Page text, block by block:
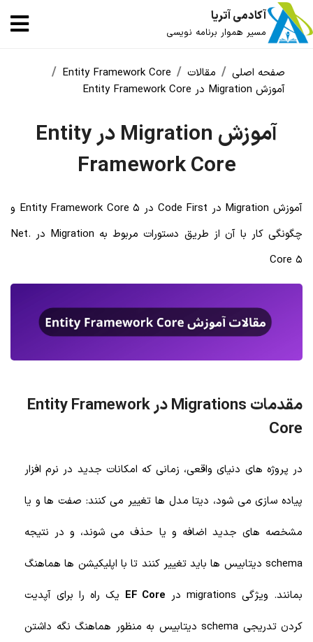
آکادمی آتریا
مسیر هموار برنامه نویسی
صفحه اصلی مقالات
Entity Framework Core
آموزش Migration در Entity Framework Core
آموزش Migration در Entity
Framework Core
آموزش Migration در Code First در 5 Entity Framework Core و
چگونگی کار با آن از طریق دستورات مربوط به Migration در .Net
Core 5
مقدمات Migrations در Entity Framework
Core
در پروژه های دنیای واقعی، زمانی که امکانات جدید در نرم افزار
پیاده سازی می شود، دیتا مدل ها تغییر می کنند: صفت ها و یا
مشخصه های جدید اضافه و یا حذف می شوند، و در نتیجه
schema دیتابیس ها باید تغییر کنند تا با اپلیکیشن ها هماهنگ
بمانند. ویژگی migrations در
EF Core یک راه را برای آپدیت
کردن تدریجی schema دیتابیس به منظور هماهنگ نگه داشتن